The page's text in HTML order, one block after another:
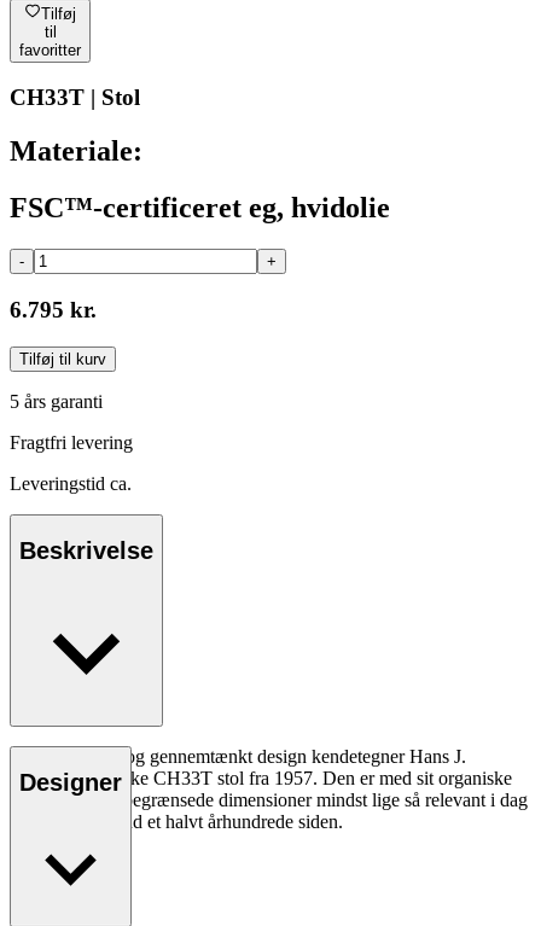
Tilføj
til
favoritter
CH33T | Stol
Materiale:
FSC™-certificeret eg, hvidolie
- +
6.795 kr.
Tilføj til kurv
5 års garanti
Fragtfri levering
Leveringstid ca.
Beskrivelse
God ergonomi og gennemtænkt design kendetegner Hans J.
Wegners klassiske CH33T stol fra 1957. Den er med sit organiske
udtryk og sine begrænsede dimensioner mindst lige så relevant i dag
som for mere end et halvt århundrede siden.
Læs mere
Designer